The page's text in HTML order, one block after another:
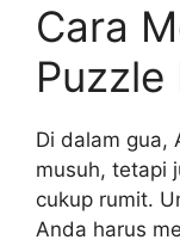
Cara
Puzzle
Di dalam gua,
musuh, tetapi
cukup rumit.
Anda harus